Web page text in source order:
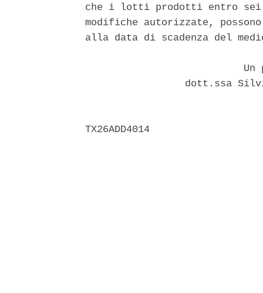
che i lotti prodotti entro sei
modifiche autorizzate,
alla data di scadenza del
Un
dott.ssa